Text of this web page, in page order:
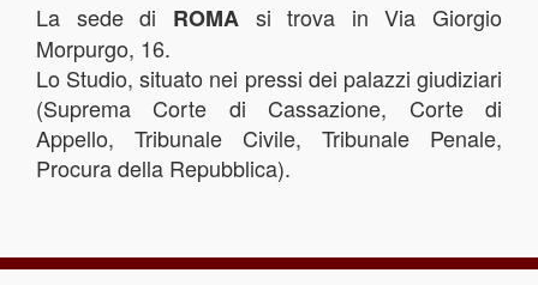
La sede di ROMAsi trova in Via Giorgio
Morpurgo, 16.
Lo Studio, situato nei pressi dei palazzi giudiziari
(Suprema Corte di Cassazione, Corte di
Appello, Tribunale Civile, Tribunale Penale,
Procura della Repubblica).